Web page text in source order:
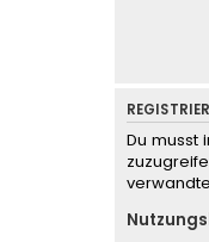
Du musst